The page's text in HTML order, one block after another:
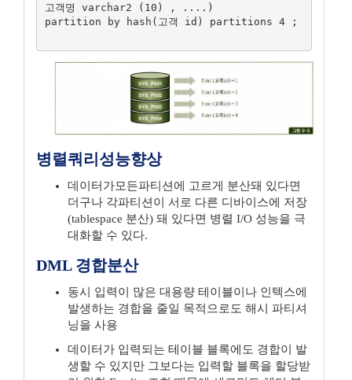
고객명 varchar2 (10) , ....)
partition by hash(고객 id) partitions 4 ;
병렬쿼리성능향상
데이터가모든파티션에 고르게 분산돼 있다면
더구나 각파티션이 서로 다른 디바이스에 저장
(tablespace 분산) 돼 있다면 병렬 I/O 성능을 극
대화할 수 있다.
DML 경합분산
동시 입력이 많은 대용량 테이블이나 인텍스에
발생하는 경합을 줄일 목적으로도 해시 파티셔
닝을 사용
데이터가 입력되는 테이블 블록에도 경합이 발
생할 수 있지만 그보다는 입력할 블록을 할당받